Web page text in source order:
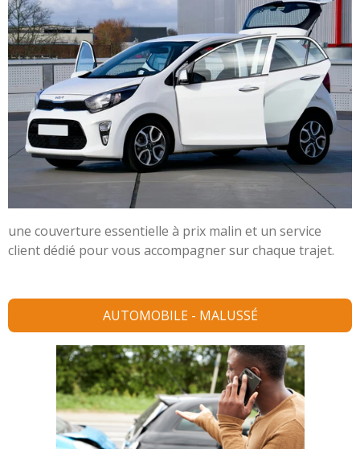
une couverture essentielle à prix malin et un service
client dédié pour vous accompagner sur chaque trajet.
AUTOMOBILE - MALUSSÉ